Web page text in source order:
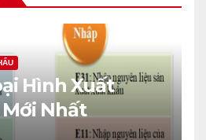
Hình Xuất
Nhất